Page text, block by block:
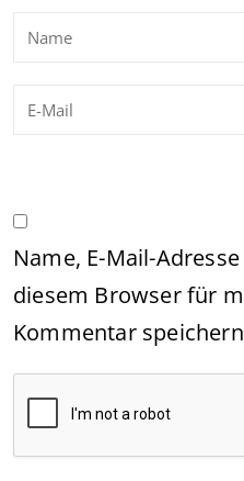
Name, E-Mail-
diesem Browser für
Kommentar